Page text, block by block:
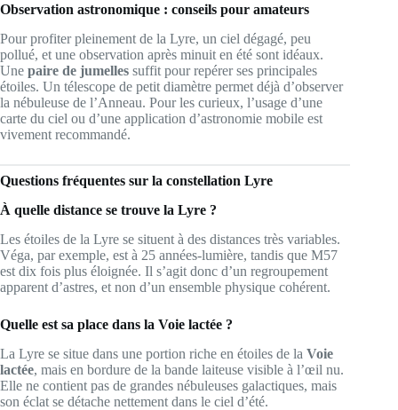
Observation astronomique : conseils pour amateurs
Pour profiter pleinement de la Lyre, un ciel dégagé, peu
pollué, et une observation après minuit en été sont idéaux.
Une paire de jumelles suffit pour repérer ses principales
étoiles. Un télescope de petit diamètre permet déjà d’observer
la nébuleuse de l’Anneau. Pour les curieux, l’usage d’une
carte du ciel ou d’une application d’astronomie mobile est
vivement recommandé.
Questions fréquentes sur la constellation Lyre
À quelle distance se trouve la Lyre ?
Les étoiles de la Lyre se situent à des distances très variables.
Véga, par exemple, est à 25 années-lumière, tandis que M57
est dix fois plus éloignée. Il s’agit donc d’un regroupement
apparent d’astres, et non d’un ensemble physique cohérent.
Quelle est sa place dans la Voie lactée ?
La Lyre se situe dans une portion riche en étoiles de la Voie
lactée, mais en bordure de la bande laiteuse visible à l’œil nu.
Elle ne contient pas de grandes nébuleuses galactiques, mais
son éclat se détache nettement dans le ciel d’été.